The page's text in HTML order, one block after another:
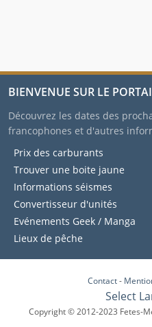
BIENVENUE SUR LE
Découvrez les dates des
francophones et d'autres
Prix des carburants
Trouver une boite jaune
Informations séismes
Convertisseur d'unités
Evénements Geek / Manga
Lieux de pêche
Contact-
Select
Copyright © 2012-2023 Fetes-